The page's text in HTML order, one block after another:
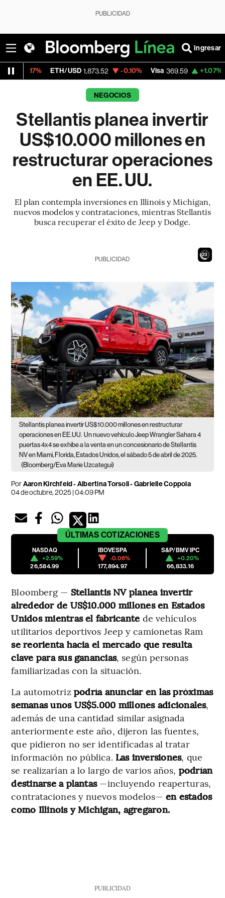
PUBLICIDAD
Ingresar
ETH/USD 1,873.52 -0.10% Visa 369.59 +1.07%
NEGOCIOS
Stellantis planea invertir
US$10.000 millones en
restructurar operaciones
en EE. UU.
El plan contempla inversiones en Illinois y Michigan,
nuevos modelos y contrataciones, mientras Stellantis
busca recuperar el éxito de Jeep y Dodge.
21
PUBLICIDAD
Stellantis planea invertir US$10.000 millones en restructurar
operaciones en EE. UU. Un nuevo vehículo Jeep Wrangler Sahara 4
puertas 4x4 se exhibe a la venta en un concesionario de Stellantis
NV en Miami, Florida, Estados Unidos, el sábado 5 de abril de 2025.
(Bloomberg/Eva Marie Uzcategui)
PorAaron Kirchfeld - Albertina Torsoli - Gabrielle Coppola
04 de octubre, 2025 | 04:09 PM
ÚLTIMAS COTIZACIONES
NASDAQ
+2.59%
26,584.99
IBOVESPA
-0.06%
177,894.97
S&P/BMV IPC
+0.20%
66,833.16
Bloomberg — Stellantis NV planea invertir
alrededor de US$10.000 millones en Estados
Unidos mientras el fabricante de vehículos
utilitarios deportivos Jeep y camionetas Ram
se reorienta hacia el mercado que resulta
clave para sus ganancias, según personas
familiarizadas con la situación.
La automotrizpodría anunciar en las próximas
semanas unos US$5.000 millones adicionales,
además de una cantidad similar asignada
anteriormente este año, dijeron las fuentes,
que pidieron no ser identificadas al tratar
información no pública. Las inversiones, que
se realizarían a lo largo de varios años, podrían
destinarse a plantas —incluyendo reaperturas,
contrataciones y nuevos modelos— en estados
como Illinois y Michigan, agregaron.
PUBLICIDAD